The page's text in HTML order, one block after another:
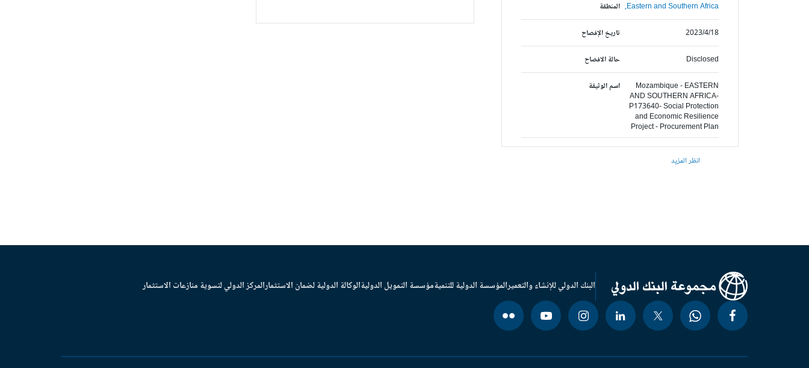
المنطقة Eastern and Southern Africa,
تاريخ الإفصاح 2023/4/18
حالة الافصاح Disclosed
اسم الوثيقة
Mozambique - EASTERN
AND SOUTHERN AFRICA-
P173640- Social Protection
and Economic Resilience
Project - Procurement Plan
انظر المزيد
البنك الدولي للإنشاء والتعميرالمؤسسة الدولية للتنميةمؤسسة التمويل الدوليةالوكالة الدولية لضمان الاستثمارالمركز الدولي لتسوية منازعات الاستثمار